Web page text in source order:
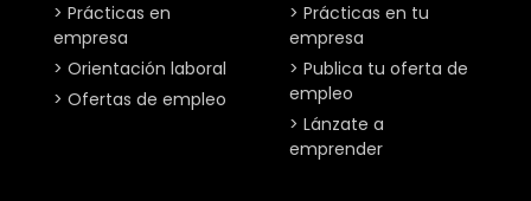
> Prácticas en
empresa
> Orientación laboral
> Ofertas de empleo
> Prácticas en tu
empresa
> Publica tu oferta de
empleo
> Lánzate a
emprender